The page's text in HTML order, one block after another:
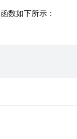
函数如下所示：